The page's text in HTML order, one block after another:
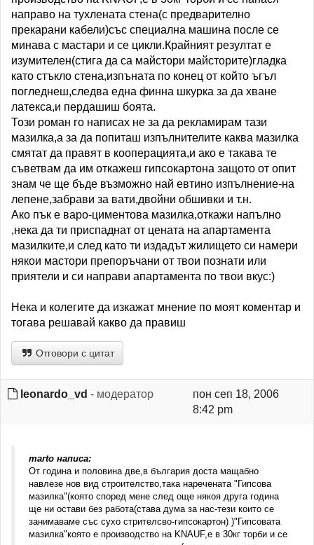
направо на тухлената стена(с предварително
прекарани кабели)със специална машина после се
минава с мастари и се цикли.Крайният резултат е
изумителен(стига да са майстори майсторите)гладка
като стъкло стена,изпъната по конец от който ъгъл
погледнеш,следва една финна шкурка за да хване
латекса,и пердашиш боята.
Този роман го написах не за да рекламирам тази
мазилка,а за да попиташ изпълнителите каква мазилка
смятат да правят в кооперацията,и ако е такава те
съветвам да им откажеш гипсокартона защото от опит
знам че ще бъде възможно най евтино изпълнение-на
лепене,забрави за вати,двойни обшивки и т.н.
Ако пък е варо-циментова мазилка,откажи напълно
,нека да ти приспаднат от цената на апартамента
мазилките,и след като ти издадът жилището си намери
някои мастори препоръчани от твои познати или
приятели и си направи апартамента по твои вкус:)
Нека и колегите да изкажат мнение по моят коментар и
тогава решавай какво да правиш
Отговори с цитат
leonardo_vd - модератор
пон сеп 18, 2006
8:42 pm
marto написа:
От година и половина две,в българия доста мащабно
навлезе нов вид строителство,така наречената "Гипсова
мазилка"(която според мене след още някоя друга година
ще ни остави без работа(става дума за нас-тези които се
занимаваме със сухо стрителсво-гипсокартон) )"Гипсовата
мазилка"която е производство на KNAUF,е в 30кг торби и се